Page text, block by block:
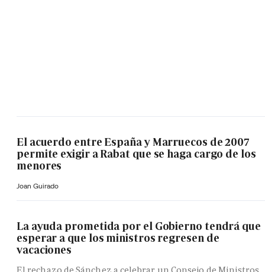
El acuerdo entre España y Marruecos de 2007
permite exigir a Rabat que se haga cargo de los
menores
Joan Guirado
La ayuda prometida por el Gobierno tendrá que
esperar a que los ministros regresen de
vacaciones
El rechazo de Sánchez a celebrar un Consejo de Ministros